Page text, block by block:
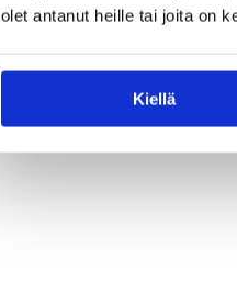
olet antanut heille tai joita on
Kiellä